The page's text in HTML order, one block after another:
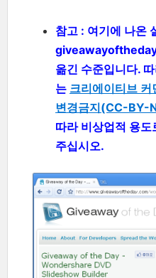
참고 : 여기에 나온
옮긴 수준입니다.
는 크리에이티브
변경금지(CC-BY-
따라 비상업적 용
주십시오.